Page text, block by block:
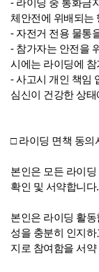
- 라이딩 중 통화금
체안전에 위배되는
- 자전거 전용 물통
- 참가자는 안전을
시에는 라이딩에
- 사고시 개인 책임
심신이 건강한 상
□ 라이딩 면책 동의
본인은 모든 라이
확인 및 서약합니다.
본인은 라이딩 활
성을 충분히 인지
지로 참여함을 서약